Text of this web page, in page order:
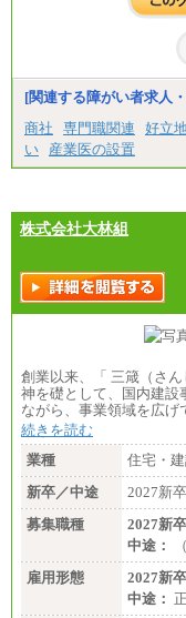
※詳細は
■(株
総合職
みなし
残業手当
間に応
エリア
訪日事
給
※詳細は
■(株
総合職
※詳細は
■(株
※詳細は
■I&Jデ
総合職
※詳細は
＜有期
■(株
有期契
※詳細は
[関連する障がい者求人
商社
専門職関連 好立
い
産業医の設置
株式会社大林組
創業以来、「 三箴（さ
神を礎として、国内建設
ながら、事業領域を広
続きを読む
業種
住宅・
新卒／中途
2027新
募集職種
2027新卒
中途：
雇用形態
2027新卒
中途：